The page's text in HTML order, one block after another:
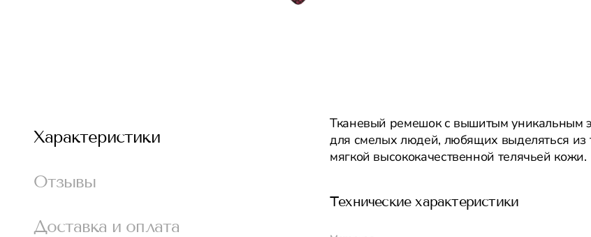
Характеристики
Отзывы
Доставка и оплата
Тканевый ремешок с вышитым уникальным
для смелых людей, любящих выделяться из
мягкой высококачественной телячьей кожи.
Технические характеристики